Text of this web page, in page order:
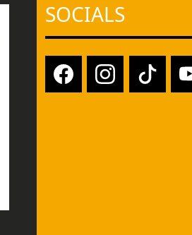
SOCIALS